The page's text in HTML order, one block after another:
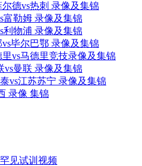
德vs热刺 录像及集锦
富勒姆 录像及集锦
利物浦 录像及集锦
毕尔巴鄂 录像及集锦
vs马德里竞技录像及集锦
vs曼联 录像及集锦
vs江苏苏宁 录像及集锦
录像 集锦
见试训视频